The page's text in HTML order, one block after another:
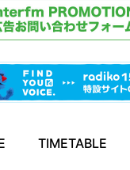
TIMETABLE